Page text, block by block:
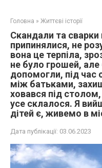
Головна » Життєві історії
Скандали та сварки
припинялися, не
вона це терпіла,
не було грошей, але
допомогли, під час
між батьками,
ховався під
усе склалося. Я
дітей є, живемо в
Дата публікації: 03.06.2023